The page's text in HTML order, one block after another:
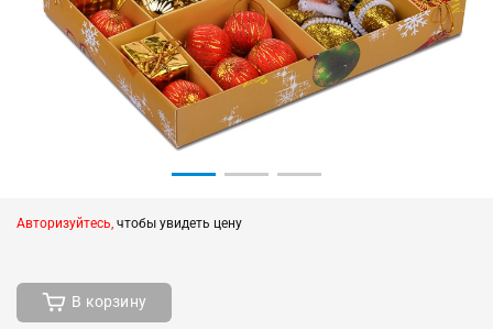
Авторизуйтесь, чтобы увидеть цену
В корзину